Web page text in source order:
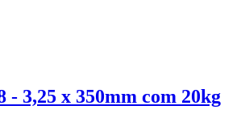
- 3,25 x 350mm com 20kg